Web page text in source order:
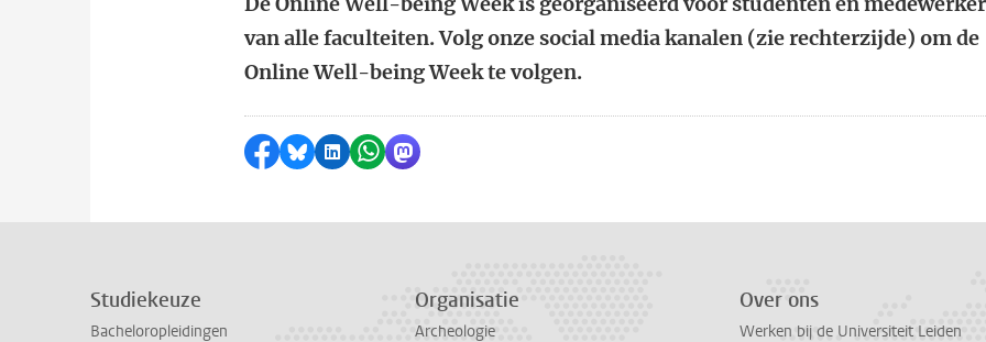
van alle faculteiten. Volg onze social media kanalen (zie rechterzijde) om de
Online Well-being Week te volgen.
Delen op Facebook
Delen via Bluesky
Delen op LinkedIn
Delen via WhatsApp
Delen via Mastodon
Studiekeuze
Bacheloropleidingen
Organisatie
Archeologie
Over ons
Werken bij de Universiteit Leiden